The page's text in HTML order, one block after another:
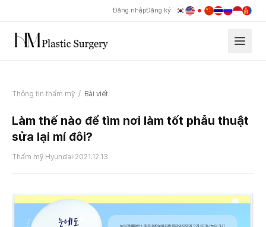
Đăng nhậpĐăng ký
Thông tin thẩm mỹ / Bài viết
Làm thế nào để tìm nơi làm tốt phẫu thuật
sửa lại mí đôi?
Thẩm mỹ Hyundai·2021.12.13